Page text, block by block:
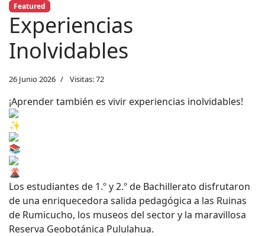
Featured
Experiencias
Inolvidables
26 Junio 2026 Visitas: 72
¡Aprender también es vivir experiencias inolvidables!
Los estudiantes de 1.º y 2.º de Bachillerato disfrutaron
de una enriquecedora salida pedagógica a las Ruinas
de Rumicucho, los museos del sector y la maravillosa
Reserva Geobotánica Pululahua.